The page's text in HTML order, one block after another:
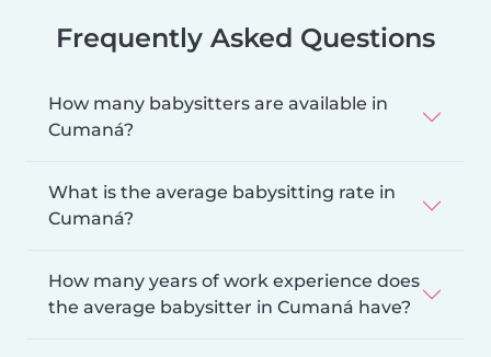
Frequently Asked Questions
How many babysitters are available in
Cumaná?
What is the average babysitting rate in
Cumaná?
How many years of work experience does
the average babysitter in Cumaná have?